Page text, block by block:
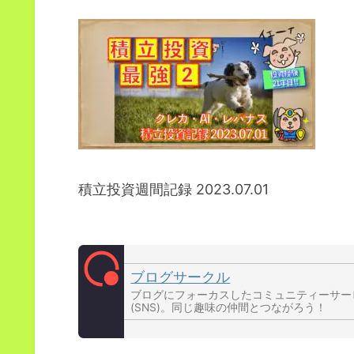
積立投資週間記録 2023.07.01
ブログサークル
ブログにフォーカスしたコミュニティーサ
(SNS)。同じ趣味の仲間とつながろう！